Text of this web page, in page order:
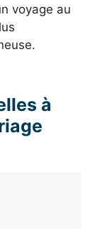
voyage au
à